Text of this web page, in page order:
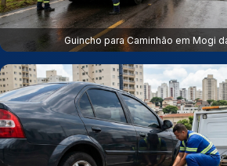
Guincho para Caminhão em Mogi